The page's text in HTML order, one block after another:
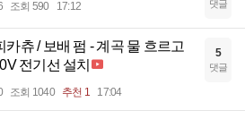
조회 590 17:12 댓글
카츄 / 보배 펌 - 계곡 물 흐르고
전기선 설치
조회 1040 추천 1 17:04
5
댓글